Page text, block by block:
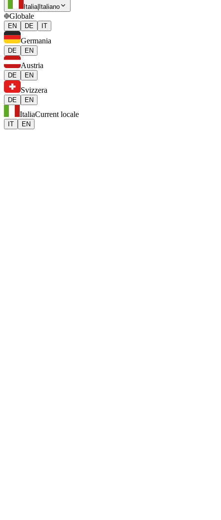
Italia|Italiano
Globale
EN DE IT
Germania
DE EN
Austria
DE EN
Svizzera
DE EN
ItaliaCurrent locale
IT EN